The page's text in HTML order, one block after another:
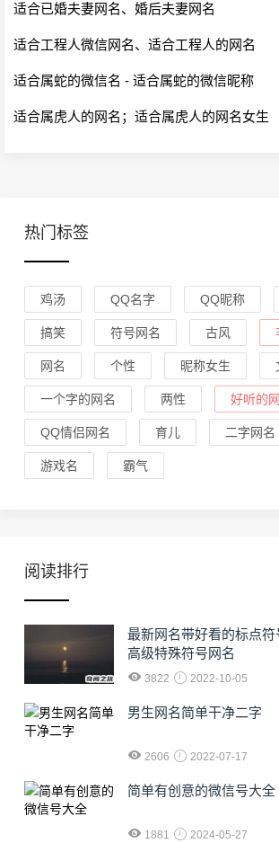
适合已婚夫妻网名、婚后夫妻网名
适合工程人微信网名、适合工程人的网名
适合属蛇的微信名 - 适合属蛇的微信昵称
适合属虎人的网名；适合属虎人的网名女生
热门标签
鸡汤 QQ名字 QQ昵称
搞笑 符号网名 古风
网名 个性 昵称女生
一个字的网名 两性 好听的
QQ情侣网名 育儿 二字网名
游戏名 霸气
阅读排行
最新网名带好看的标点
高级特殊符号网名
3822 2022-10-05
男生网名简单干净二字
2606 2022-07-17
简单有创意的微信号大全
1881 2024-05-27